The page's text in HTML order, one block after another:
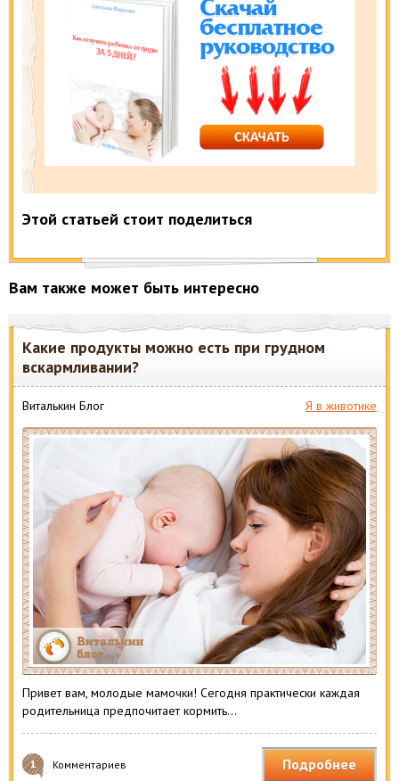
Этой статьей стоит поделиться
Вам также может быть интересно
Какие продукты можно есть при грудном
вскармливании?
Виталькин Блог Я в животике
Привет вам, молодые мамочки! Сегодня практически каждая
родительница предпочитает кормить…
1 Комментариев Подробнее